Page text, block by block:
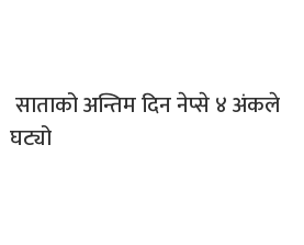
साताको अन्तिम दिन नेप्से ४ अंकले
घट्यो